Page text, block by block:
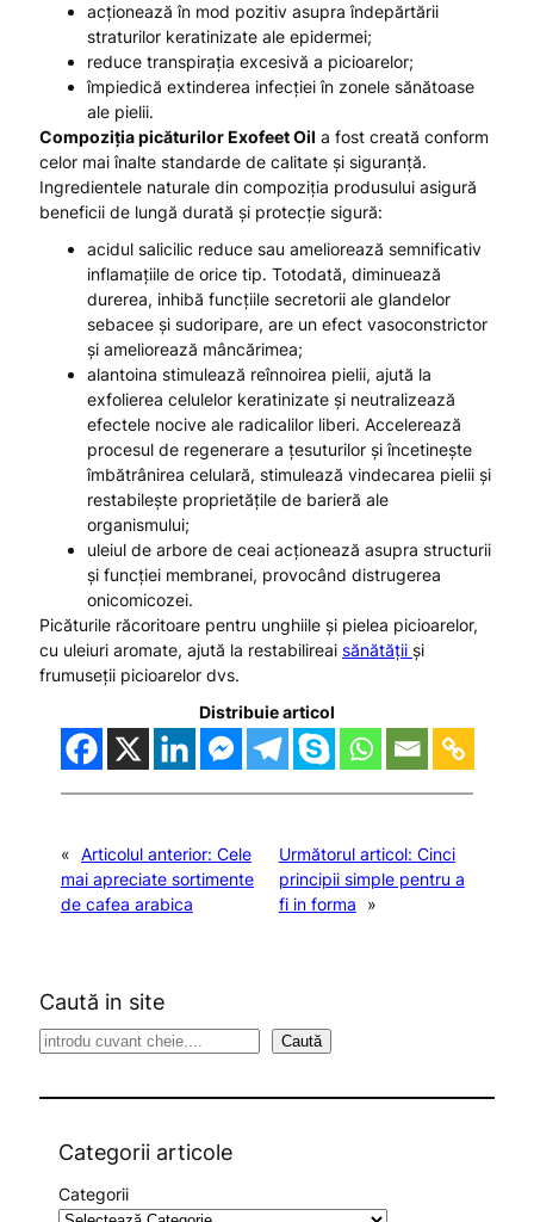
acționează în mod pozitiv asupra îndepărtării
straturilor keratinizate ale epidermei;
reduce transpirația excesivă a picioarelor;
împiedică extinderea infecției în zonele sănătoase
ale pielii.
Compoziția picăturilorExofeet Oil a fost creată conform
celor mai înalte standarde de calitate și siguranță.
Ingredientele naturale din compoziția produsului asigură
beneficii de lungă durată și protecție sigură:
acidul salicilic reduce sau ameliorează semnificativ
inflamațiile de orice tip. Totodată, diminuează
durerea, inhibă funcțiile secretorii ale glandelor
sebacee și sudoripare, are un efect vasoconstrictor
și ameliorează mâncărimea;
alantoina stimulează reînnoirea pielii, ajută la
exfolierea celulelor keratinizate și neutralizează
efectele nocive ale radicalilor liberi. Accelerează
procesul de regenerare a țesuturilor și încetinește
îmbătrânirea celulară, stimulează vindecarea pielii și
restabilește proprietățile de barieră ale
organismului;
uleiul de arbore de ceai acționează asupra structurii
și funcției membranei, provocând distrugerea
onicomicozei.
Picăturile răcoritoare pentru unghiile și pielea picioarelor,
cu uleiuri aromate, ajută la restabilireai sănătății și
frumuseții picioarelor dvs.
Distribuie articol
« Articolul anterior: Cele
mai apreciate sortimente
de cafea arabica
Următorul articol: Cinci
principii simple pentru a
fi in forma
»
Caută in site
S
Caută
Categorii articole
Categorii